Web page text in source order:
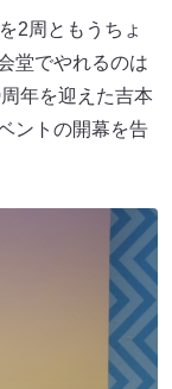
2周ともうちょ
堂でやれるのは
年を迎えた吉本
ントの開幕を告